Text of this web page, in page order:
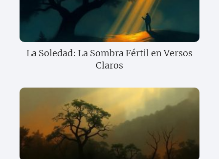
La Soledad: La Sombra Fértil en Versos
Claros